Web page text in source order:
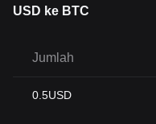
USD ke BTC
Jumlah
0.5USD